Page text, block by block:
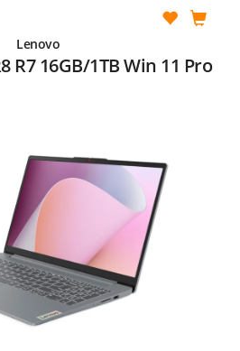
Lenovo
R7 16GB/1TB Win 11 Pro